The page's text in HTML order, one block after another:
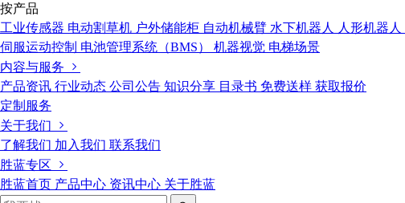
按产品
工业传感器 电动割草机 户外储能柜 自动机械臂 水下机器人 人形机器人
伺服运动控制 电池管理系统（BMS） 机器视觉 电梯场景
内容与服务
产品资讯 行业动态 公司公告 知识分享 目录书 免费送样 获取报价
定制服务
关于我们
了解我们 加入我们 联系我们
胜蓝专区
胜蓝首页 产品中心 资讯中心 关于胜蓝